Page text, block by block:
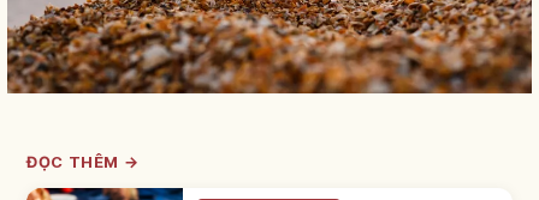
ĐỌC THÊM →